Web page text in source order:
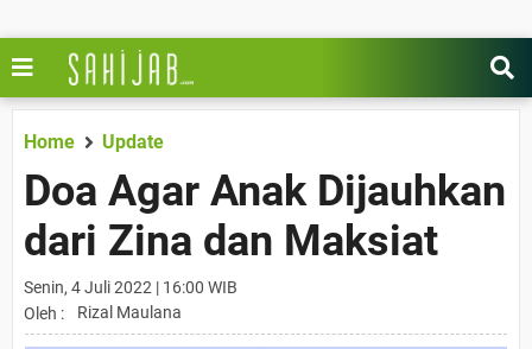
Home Update
Doa Agar Anak Dijauhkan
dari Zina dan Maksiat
Senin, 4 Juli 2022 | 16:00 WIB
Oleh :
Rizal Maulana